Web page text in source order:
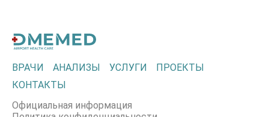
ВРАЧИ АНАЛИЗЫ УСЛУГИ
ПРОЕКТЫ
КОНТАКТЫ
Официальная информация